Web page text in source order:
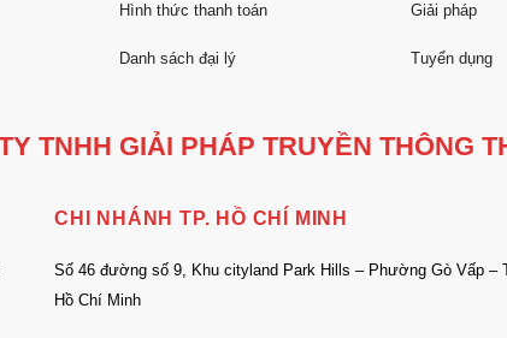
Hình thức thanh toán
Danh sách đại lý
Giải pháp
Tuyển dụng
TNHH GIẢI PHÁP TRUYỀN THÔNG
CHI NHÁNH TP. HỒ CHÍ MINH
Số 46 đường số 9, Khu cityland Park Hills – Phường Gò Vấp –
Hồ Chí Minh